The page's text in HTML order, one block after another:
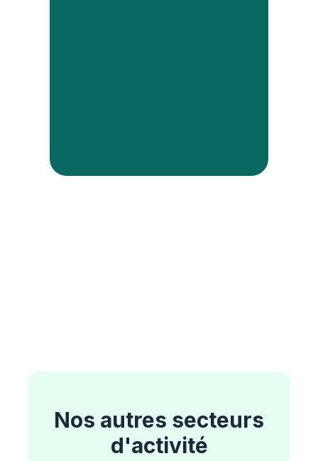
Nos autres secteurs
d'activité